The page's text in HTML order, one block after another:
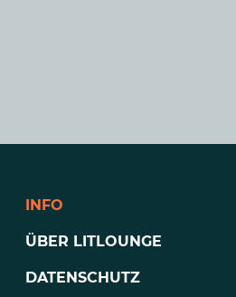
INFO
ÜBER LITLOUNGE
DATENSCHUTZ